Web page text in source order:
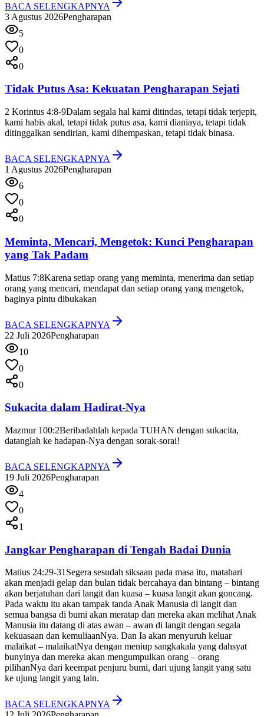
BACA SELENGKAPNYA
3 Agustus 2026Pengharapan
5
0
0
Tidak Putus Asa: Kekuatan Pengharapan Sejati
2 Korintus 4:8-9Dalam segala hal kami ditindas, tetapi tidak terjepit,
kami habis akal, tetapi tidak putus asa, kami dianiaya, tetapi tidak
ditinggalkan sendirian, kami dihempaskan, tetapi tidak binasa.
BACA SELENGKAPNYA
1 Agustus 2026Pengharapan
6
0
0
Meminta, Mencari, Mengetok: Kunci Pengharapan
yang Tak Padam
Matius 7:8Karena setiap orang yang meminta, menerima dan setiap
orang yang mencari, mendapat dan setiap orang yang mengetok,
baginya pintu dibukakan
BACA SELENGKAPNYA
22 Juli 2026Pengharapan
10
0
0
Sukacita dalam Hadirat-Nya
Mazmur 100:2Beribadahlah kepada TUHAN dengan sukacita,
datanglah ke hadapan-Nya dengan sorak-sorai!
BACA SELENGKAPNYA
19 Juli 2026Pengharapan
4
0
1
Jangkar Pengharapan di Tengah Badai Dunia
Matius 24:29-31Segera sesudah siksaan pada masa itu, matahari
akan menjadi gelap dan bulan tidak bercahaya dan bintang – bintang
akan berjatuhan dari langit dan kuasa – kuasa langit akan goncang.
Pada waktu itu akan tampak tanda Anak Manusia di langit dan
semua bangsa di bumi akan meratap dan mereka akan melihat Anak
Manusia itu datang di atas awan – awan di langit dengan segala
kekuasaan dan kemuliaanNya. Dan Ia akan menyuruh keluar
malaikat – malaikatNya dengan meniup sangkakala yang dahsyat
bunyinya dan mereka akan mengumpulkan orang – orang
pilihanNya dari keempat penjuru bumi, dari ujung langit yang satu
ke ujung langit yang lain.
BACA SELENGKAPNYA